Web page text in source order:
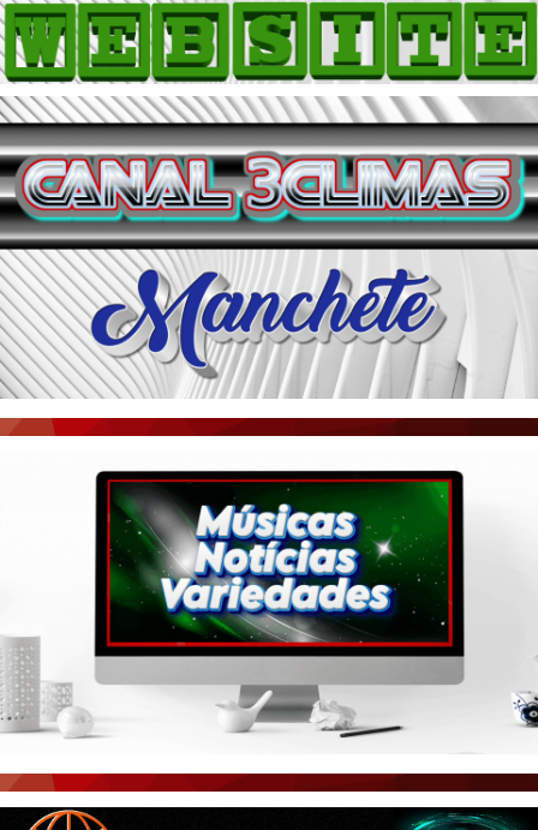
HOME
COMO ANUNCIAR
JORNAIS DO BRASIL
PODCAST/NOTÍCIAS
AS NOTÍCIAS DO DIA
ACONTECEU...VIROU MANCHETE!
BLOGS & COLUNAS
AGÊNCIA DE NOTÍCIAS
CNN BRASIL
PORTAL CEARÁ
ÚLTIMAS POSTAGENS
BOAS NOTÍCIAS...VIRAM MANCHETE!
CEARÁ BRASIL NOTÍCIAS